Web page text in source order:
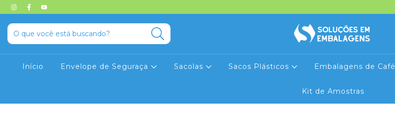
Início Envelope de Seguraça Sacolas Sacos Plásticos Embalagens de Café
Kit de Amostras